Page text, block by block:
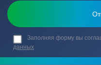
Заполняя форму вы
данных